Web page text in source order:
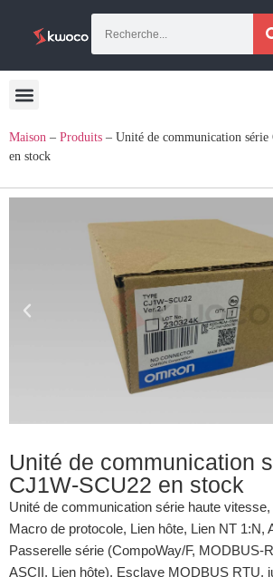
Maison – Produits – Unité de communication
en stock
Unité de communication
CJ1W-SCU22 en stock
Unité de communication série haute
Macro de protocole, Lien hôte, Lien NT 1:N,
Passerelle série (CompoWay/F, MODBUS-
ASCII, Lien hôte), Esclave MODBUS RTU,